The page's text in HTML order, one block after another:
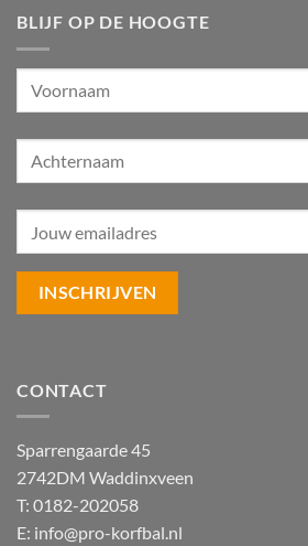
BLIJF OP DE HOOGTE
CONTACT
Sparrengaarde 45
2742DM Waddinxveen
T: 0182-202058
E: info@pro-korfbal.nl